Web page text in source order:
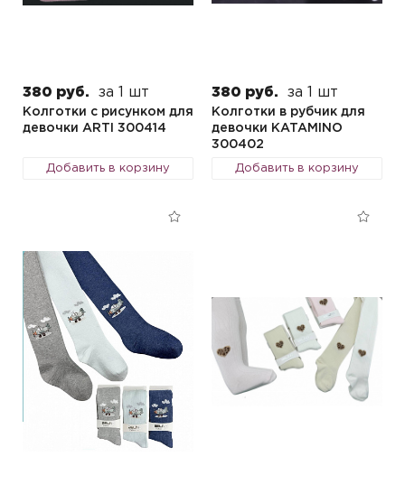
380 руб. за 1 шт
Колготки с рисунком для
девочки ARTI 300414
Добавить в корзину
380 руб. за 1 шт
Колготки в рубчик для
девочки KATAMINO
300402
Добавить в корзину